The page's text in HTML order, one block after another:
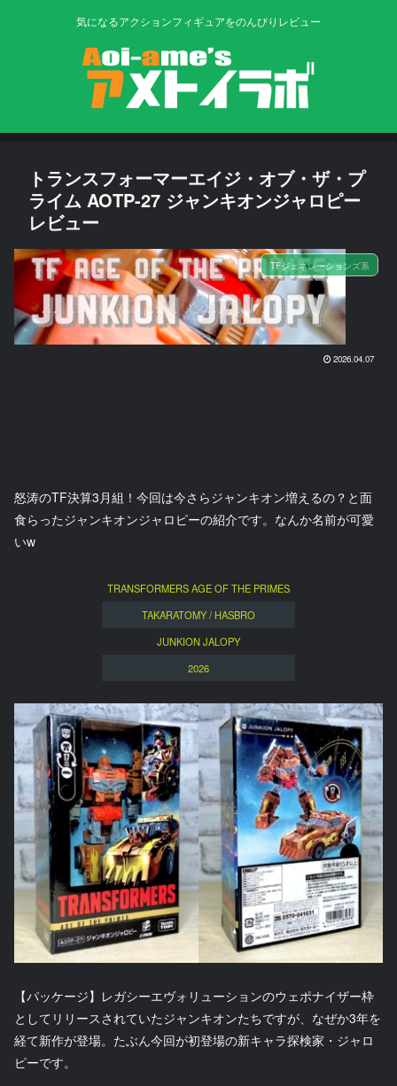
気になるアクションフィギュアをのんびりレビュー
トランスフォーマーエイジ・オブ・ザ・プ
ライム AOTP-27 ジャンキオンジャロピー
レビュー
TFジェネレーションズ系
2026.04.07
怒涛のTF決算3月組！今回は今さらジャンキオン増えるの？と面
食らったジャンキオンジャロピーの紹介です。なんか名前が可愛
いw
TRANSFORMERS AGE OF THE PRIMES
TAKARATOMY / HASBRO
JUNKION JALOPY
2026
【パッケージ】レガシーエヴォリューションのウェポナイザー枠
としてリリースされていたジャンキオンたちですが、なぜか3年を
経て新作が登場。たぶん今回が初登場の新キャラ探検家・ジャロ
ピーです。